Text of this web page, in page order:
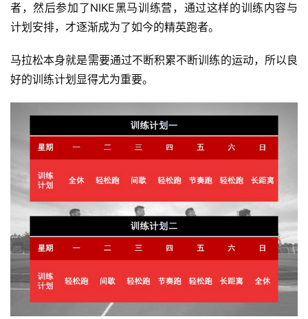
者，然后参加了NIKE黑马训练营，通过这样的训练内容与
计划安排，才逐渐成为了如今的精英跑者。
马拉松本身就是需要通过不断积累不断训练的运动，所以良
好的训练计划显得尤为重要。